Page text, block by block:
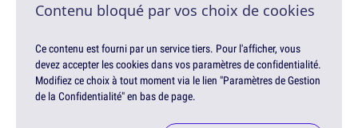
Contenu bloqué par vos choix de cookies
Ce contenu est fourni par un service tiers. Pour l'afficher, vous
devez accepter les cookies dans vos paramètres de confidentialité.
Modifiez ce choix à tout moment via le lien "Paramètres de Gestion
de la Confidentialité" en bas de page.